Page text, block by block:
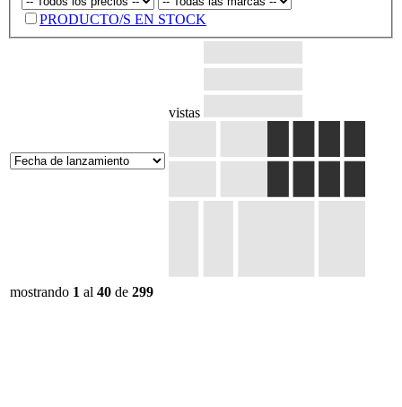
PRODUCTO/S EN STOCK
vistas
mostrando 1 al 40 de 299